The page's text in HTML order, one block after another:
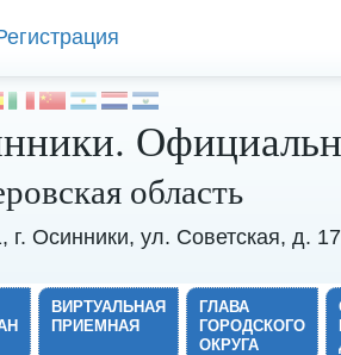
область
г. Осинники, ул. Советская, д.
ВИРТУАЛЬНАЯ
ПРИЕМНАЯ
ГЛАВА
ГОРОДСКОГО
ОКРУГА